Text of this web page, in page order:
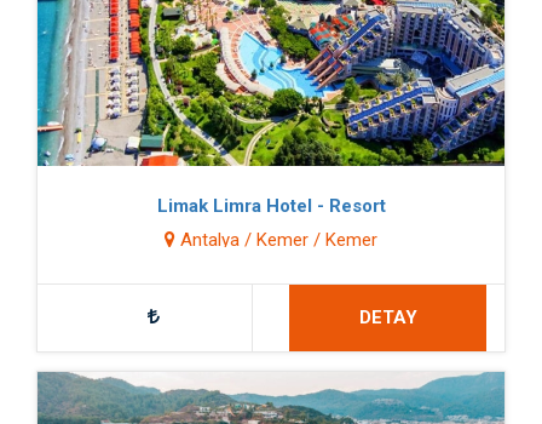
Limak Limra Hotel - Resort
Antalya / Kemer / Kemer
DETAY